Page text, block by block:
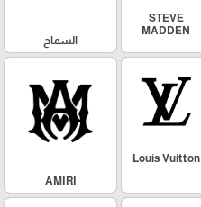
STEVE
MADDEN
السماح
Louis Vuitton
AMIRI